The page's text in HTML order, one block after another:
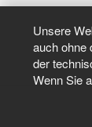
Unsere
auch ohne
der
Wenn Sie